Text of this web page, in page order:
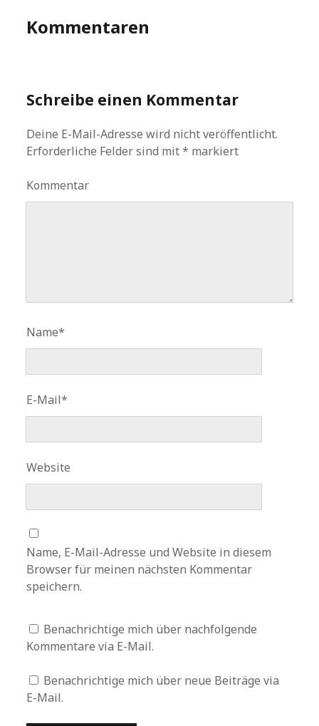
Kommentaren
Schreibe einen Kommentar
Deine E-Mail-Adresse wird nicht veröffentlicht.
Erforderliche Felder sind mit* markiert
Kommentar
Name*
E-Mail*
Website
Name, E-Mail-Adresse und Website in diesem
Browser für meinen nächsten Kommentar
speichern.
Benachrichtige mich über nachfolgende
Kommentare via E-Mail.
Benachrichtige mich über neue Beiträge via
E-Mail.